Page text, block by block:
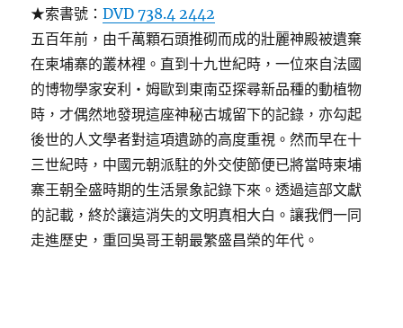
★索書號：DVD 738.4 2442
五百年前，由千萬顆石頭推砌而成的壯麗神殿被遺棄
在柬埔寨的叢林裡。直到十九世紀時，一位來自法國
的博物學家安利‧姆歐到東南亞探尋新品種的動植物
時，才偶然地發現這座神秘古城留下的記錄，亦勾起
後世的人文學者對這項遺跡的高度重視。然而早在十
三世紀時，中國元朝派駐的外交使節便已將當時柬埔
寨王朝全盛時期的生活景象記錄下來。透過這部文獻
的記載，終於讓這消失的文明真相大白。讓我們一同
走進歷史，重回吳哥王朝最繁盛昌榮的年代。